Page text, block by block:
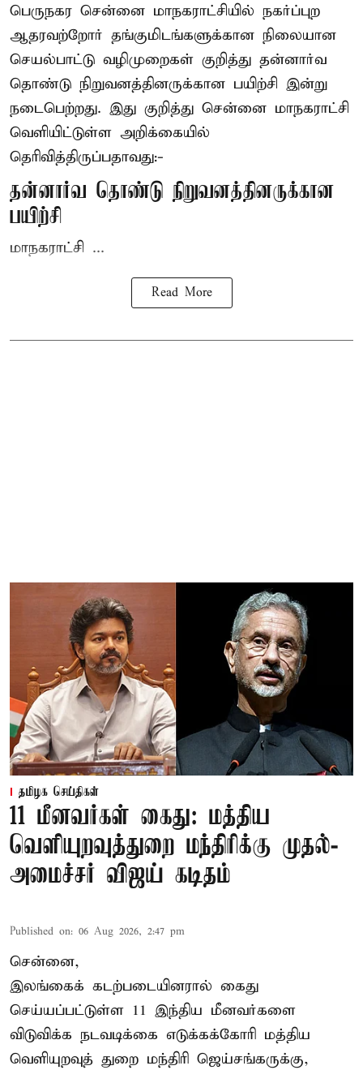
பெருநகர சென்னை மாநகராட்சியில் நகர்ப்புற
ஆதரவற்றோர் தங்குமிடங்களுக்கான நிலையான
செயல்பாட்டு வழிமுறைகள் குறித்து தன்னார்வ
தொண்டு நிறுவனத்தினருக்கான பயிற்சி இன்று
நடைபெற்றது. இது குறித்து சென்னை மாநகராட்சி
வெளியிட்டுள்ள அறிக்கையில்
தெரிவித்திருப்பதாவது:-
தன்னார்வ தொண்டு நிறுவனத்தினருக்கான
பயிற்சி
மாநகராட்சி ...
Read More
தமிழக செய்திகள்
11 மீனவர்கள் கைது: மத்திய
வெளியுறவுத்துறை மந்திரிக்கு முதல்-
அமைச்சர் விஜய் கடிதம்
Published on: 06 Aug 2026, 2:47 pm
சென்னை,
இலங்கைக் கடற்படையினரால் கைது
செய்யப்பட்டுள்ள 11 இந்திய மீனவர்களை
விடுவிக்க நடவடிக்கை எடுக்கக்கோரி மத்திய
வெளியுறவுத் துறை மந்திரி ஜெய்சங்கருக்கு,